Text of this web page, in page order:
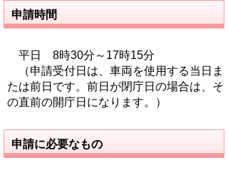
申請時間
平日 8時30分～17時15分
（申請受付日は、車両を使用する当日ま
たは前日です。前日が閉庁日の場合は、そ
の直前の開庁日になります。）
申請に必要なもの